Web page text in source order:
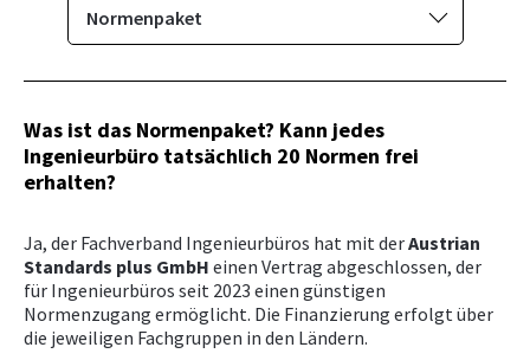
AKTUELLES/INGOO
DAS INGENIEURBÜRO
INTERESSEN­VERTRETUNG
SERVICE
KONTAKT
Normenpaket
Das Ingenieurbüro
Berufsbild & Gründung
Branchenrecht
Normenpaket
Ausschreibungsplattform
Leistungsbilder/Leistungsmodelle
Was ist das Normenpaket? Kann jedes
Ingenieurbüro tatsächlich 20 Normen frei
erhalten?
Ja, der Fachverband Ingenieurbüros hat mit derAustrian
Standards plus GmbH einen Vertrag abgeschlossen, der
für Ingenieurbüros seit 2023 einen günstigen
Normenzugang ermöglicht. Die Finanzierung erfolgt über
die jeweiligen Fachgruppen in den Ländern.